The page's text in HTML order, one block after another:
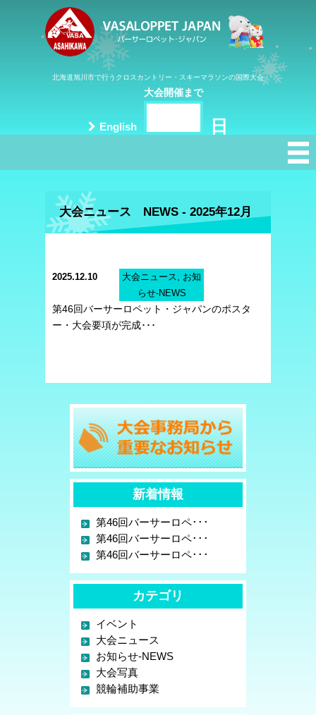
北海道旭川市で行うクロスカントリー・スキーマラソンの国際大会
English
大会開催まで
日
大会ニュース NEWS - 2025年12月
2025.12.10
大会ニュース, お知
らせ-NEWS
第46回バーサーロペット・ジャパンのポスタ
ー・大会要項が完成･･･
新着情報
第46回バーサーロペ･･･
第46回バーサーロペ･･･
第46回バーサーロペ･･･
カテゴリ
イベント
大会ニュース
お知らせ-NEWS
大会写真
競輪補助事業